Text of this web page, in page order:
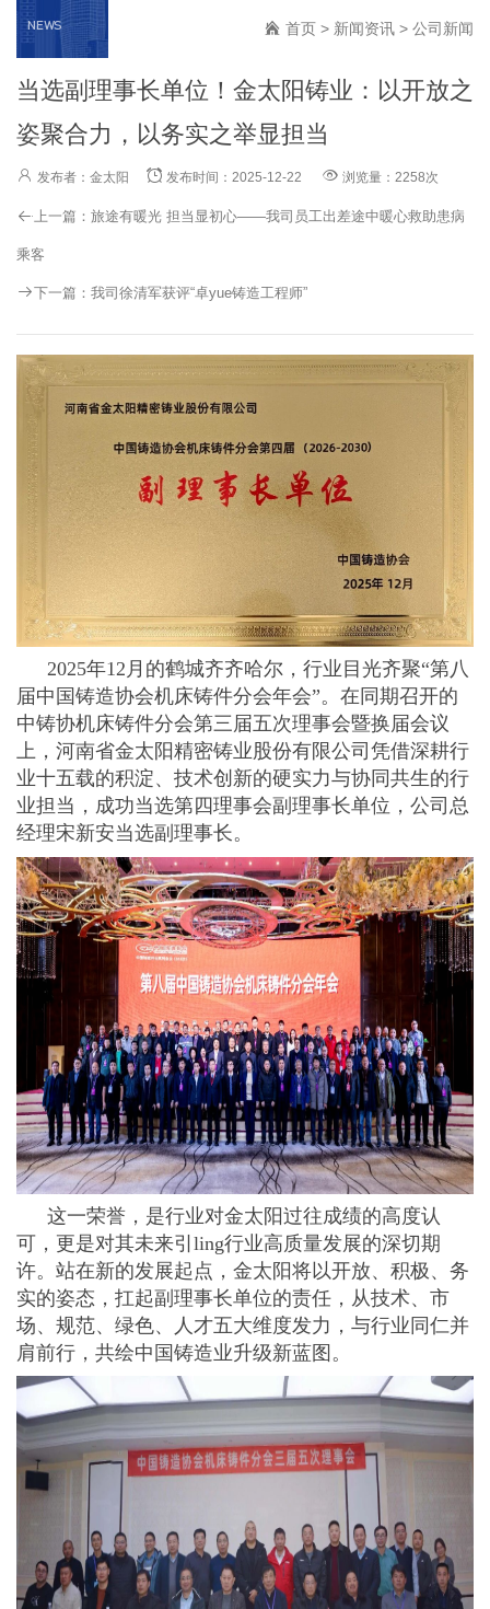
NEWS 首页 > 新闻资讯 > 公司新闻
当选副理事长单位！金太阳铸业：以开放之
姿聚合力，以务实之举显担当
发布者：金太阳 发布时间：2025-12-22 浏览量：2258次
上一篇： 旅途有暖光 担当显初心——我司员工出差途中暖心救助患病
乘客
下一篇： 我司徐清军获评“卓yue铸造工程师”
2025年12月的鹤城齐齐哈尔，行业目光齐聚“第八
届中国铸造协会机床铸件分会年会”。在同期召开的
中铸协机床铸件分会第三届五次理事会暨换届会议
上，河南省金太阳精密铸业股份有限公司凭借深耕行
业十五载的积淀、技术创新的硬实力与协同共生的行
业担当，成功当选第四理事会副理事长单位，公司总
经理宋新安当选副理事长。
这一荣誉，是行业对金太阳过往成绩的高度认
可，更是对其未来引ling行业高质量发展的深切期
许。站在新的发展起点，金太阳将以开放、积极、务
实的姿态，扛起副理事长单位的责任，从技术、市
场、规范、绿色、人才五大维度发力，与行业同仁并
肩前行，共绘中国铸造业升级新蓝图。